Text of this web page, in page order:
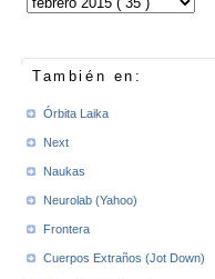
También en:
Órbita Laika
Next
Naukas
Neurolab (Yahoo)
Frontera
Cuerpos Extraños (Jot Down)